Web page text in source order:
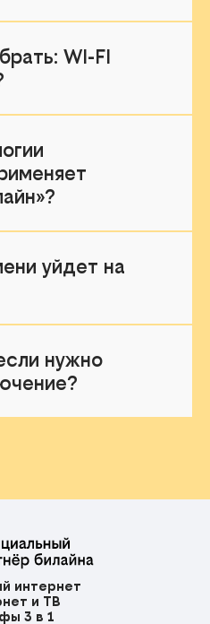
WI-FI
уйдет на
нужно
интернет
и ТВ
3 в 1